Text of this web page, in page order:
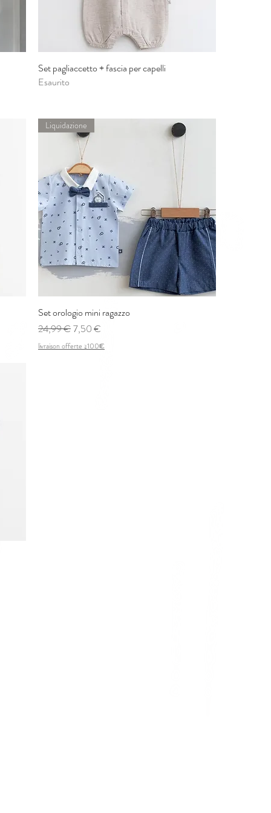
Vista rapida
Set pagliaccetto + fascia per capelli
Esaurito
Vista rapida
Liquidazione
Set orologio mini ragazzo
Prezzo regolare
24,99 €Prezzo scontato
7,50 €
livraison offerte ≥100€